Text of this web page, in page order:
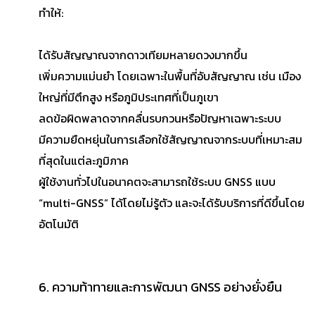
ทำให้:
ได้รับสัญญาณจากดาวเทียมหลายดวงมากขึ้น
เพิ่มความแม่นยำ โดยเฉพาะในพื้นที่อับสัญญาณ เช่น เมือง
ใหญ่ที่มีตึกสูง หรือภูมิประเทศที่เป็นภูเขา
ลดข้อผิดพลาดจากคลื่นรบกวนหรือปัญหาเฉพาะระบบ
มีความยืดหยุ่นในการเลือกใช้สัญญาณจากระบบที่เหมาะสม
ที่สุดในแต่ละภูมิภาค
ผู้ใช้งานทั่วไปในอนาคตจะสามารถใช้ระบบ GNSS แบบ
“multi-GNSS” ได้โดยไม่รู้ตัว และจะได้รับบริการที่ดีขึ้นโดย
อัตโนมัติ
6. ความท้าทายและการพัฒนา GNSS อย่างยั่งยืน